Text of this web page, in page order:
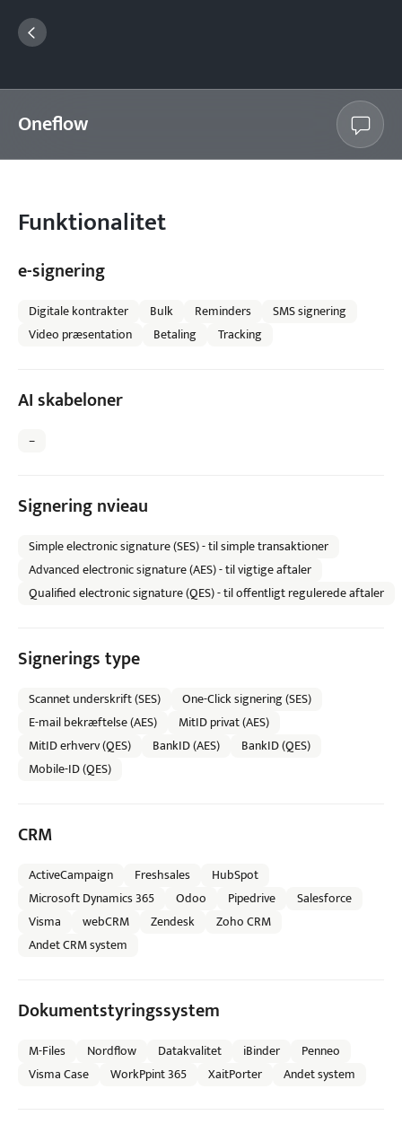
Oneflow
Funktionalitet
e-signering
Digitale kontrakter Bulk Reminders
SMS signering
Video præsentation
Betaling Tracking
AI skabeloner
–
Signering nvieau
Simple electronic signature (SES) - til simple transaktioner
Advanced electronic signature (AES) - til vigtige aftaler
Qualified electronic signature (QES) - til offentligt regulerede aftaler
Signerings type
Scannet underskrift (SES)
One-Click signering (SES)
E-mail bekræftelse (AES)
MitID privat (AES)
MitID erhverv (QES)
BankID (AES)
BankID (QES)
Mobile-ID (QES)
CRM
ActiveCampaign Freshsales
HubSpot
Microsoft Dynamics 365
Odoo Pipedrive
Salesforce
Visma
webCRM Zendesk
Zoho CRM
Andet CRM system
Dokumentstyringssystem
M-Files Nordflow Datakvalitet iBinder
Penneo
Visma Case
WorkPpint 365 XaitPorter Andet system